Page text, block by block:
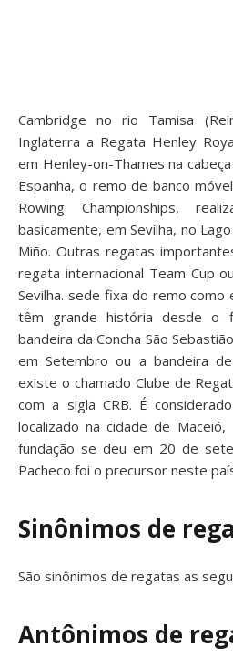
Cambridge no rio Tamisa
Inglaterra a Regata Henley
em Henley-on-Thames na
Espanha, o remo de banco
Rowing Championships,
basicamente, em Sevilha, no
Miño. Outras regatas
regata internacional Team Cup
Sevilha. sede fixa do remo como
têm grande história desde o
bandeira da Concha São
em Setembro ou a bandeira
existe o chamado Clube de
com a sigla CRB. É
localizado na cidade de
fundação se deu em 20 de
Pacheco foi o precursor neste
Sinônimos de
São sinônimos de regatas as
Antônimos de